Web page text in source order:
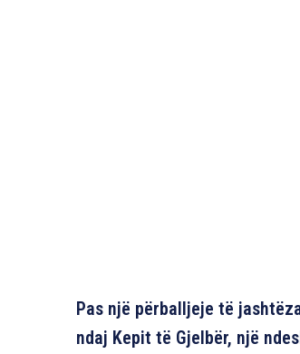
Pas një përballjeje të
ndaj Kepit të Gjelbër, një